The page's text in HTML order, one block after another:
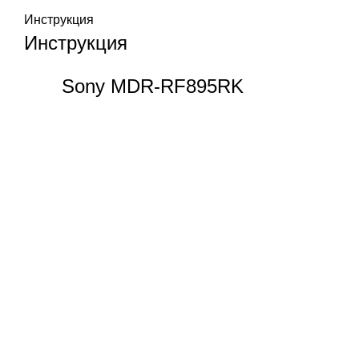
Инструкция
Инструкция
Sony MDR-RF895RK